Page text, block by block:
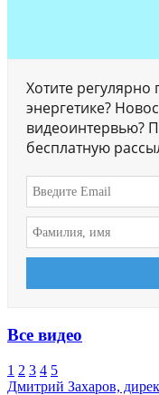
Хотите регулярно
энергетике?
видеоинтервью?
бесплатную
Все видео
1 2 3 4 5
Дмитрий Захаров,